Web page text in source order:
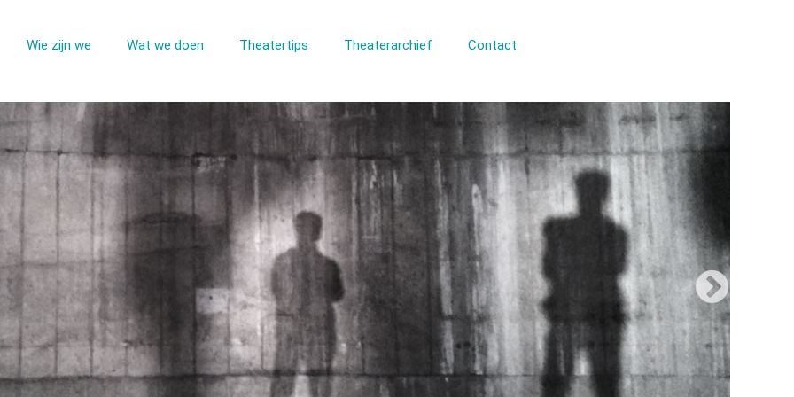
Wie zijn we Wat we doen Theatertips Theaterarchief Contact